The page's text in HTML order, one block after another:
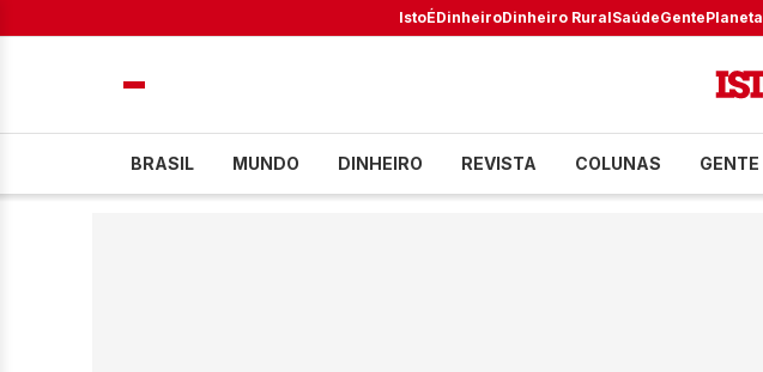
IstoÉDinheiroDinheiro RuralSaúdeGentePlaneta
BRASIL MUNDO DINHEIRO REVISTA COLUNAS GENTE